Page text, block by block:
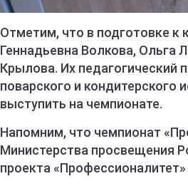
Отметим, что в подготовке к
Геннадьевна Волкова, Ольга
Крылова. Их педагогический
поварского и
выступить на чемпионате.
Напомним, что чемпионат
Министерства просвещения
проекта